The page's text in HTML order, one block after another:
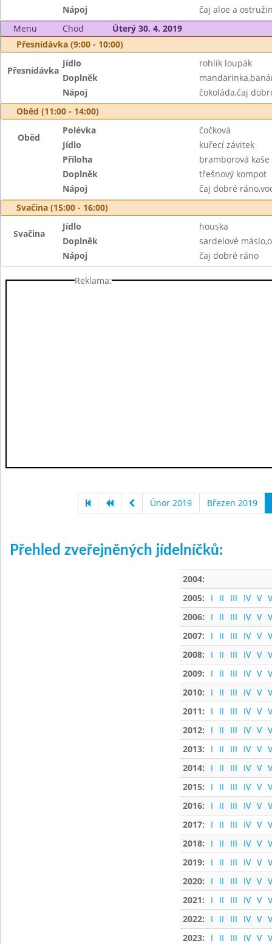
Nápoj
čaj aloe a
Menu
Chod
Úterý 30. 4. 2019
Přesnídávka (9:00 - 10:00)
Přesnídávka
Jídlo
rohlík loupák
Doplněk
Nápoj
čokoláda,čaj
Oběd (11:00 - 14:00)
Oběd
Polévka
čočková
Jídlo
kuřecí závitek
Příloha
bramborová kaše
Doplněk
třešnový kompot
Nápoj
čaj dobré
Svačina (15:00 - 16:00)
Svačina
Jídlo
houska
Doplněk
sardelové
Nápoj
čaj dobré ráno
Reklama:
Únor 2019 Březen 2019
Přehled zveřejněných jídelníčků:
2004:
2005:
I II III IV V
2006:
I II III IV V
2007:
I II III IV V
2008:
I II III IV V
2009:
I II III IV V
2010:
I II III IV V
2011:
I II III IV V
2012:
I II III IV V
2013:
I II III IV V
2014:
I II III IV V
2015:
I II III IV V
2016:
I II III IV V
2017:
I II III IV V
2018:
I II III IV V
2019:
I II III IV V
2020:
I II III IV V
2021:
I II III IV V
2022:
I II III IV V
2023:
I II III IV V